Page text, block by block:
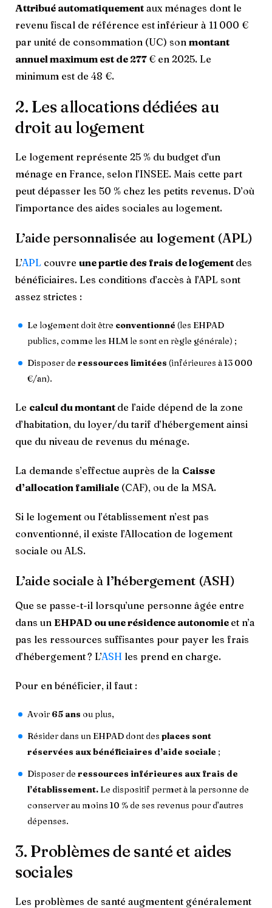
Attribué automatiquement aux ménages dont le
revenu fiscal de référence est inférieur à 11 000 €
par unité de consommation (UC) son montant
annuel maximum est de 277€ en 2025. Le
minimum est de 48 €.
2. Les allocations dédiées au
droit au logement
Le logement représente 25 % du budget d’un
ménage en France, selon l’INSEE. Mais cette part
peut dépasser les 50 % chez les petits revenus. D’où
l’importance des aides sociales au logement.
L’aide personnalisée au logement (APL)
L’APL couvre une partie des frais de logement des
bénéficiaires. Les conditions d’accès à l’APL sont
assez strictes :
Le logement doit être conventionné (les EHPAD
publics, comme les HLM le sont en règle générale) ;
Disposer de ressources limitées (inférieures à 13 000
€/an).
Le calcul du montant de l’aide dépend de la zone
d’habitation, du loyer/du tarif d’hébergement ainsi
que du niveau de revenus du ménage.
La demande s’effectue auprès de la Caisse
d’allocation familiale (CAF), ou de la MSA.
Si le logement ou l’établissement n’est pas
conventionné, il existe l’Allocation de logement
sociale ou ALS.
L’aide sociale à l’hébergement (ASH)
Que se passe-t-il lorsqu’une personne âgée entre
dans un EHPAD ou une résidence autonomie et n’a
pas les ressources suffisantes pour payer les frais
d’hébergement ? L’ASH les prend en charge.
Pour en bénéficier, il faut :
Avoir 65 ans ou plus,
Résider dans un EHPAD dont des places sont
réservées aux bénéficiaires d’aide sociale ;
Disposer de ressources inférieures aux frais de
l’établissement. Le dispositif permet à la personne de
conserver au moins 10 % de ses revenus pour d’autres
dépenses.
3. Problèmes de santé et aides
sociales
Les problèmes de santé augmentent généralement